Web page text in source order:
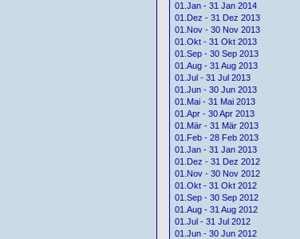
01.Jan - 31 Jan 2014
01.Dez - 31 Dez 2013
01.Nov - 30 Nov 2013
01.Okt - 31 Okt 2013
01.Sep - 30 Sep 2013
01.Aug - 31 Aug 2013
01.Jul - 31 Jul 2013
01.Jun - 30 Jun 2013
01.Mai - 31 Mai 2013
01.Apr - 30 Apr 2013
01.Mär - 31 Mär 2013
01.Feb - 28 Feb 2013
01.Jan - 31 Jan 2013
01.Dez - 31 Dez 2012
01.Nov - 30 Nov 2012
01.Okt - 31 Okt 2012
01.Sep - 30 Sep 2012
01.Aug - 31 Aug 2012
01.Jul - 31 Jul 2012
01.Jun - 30 Jun 2012